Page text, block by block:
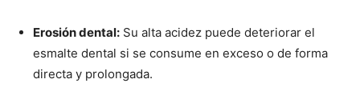
Erosión dental: Su alta acidez puede deteriorar el
esmalte dental si se consume en exceso o de forma
directa y prolongada.